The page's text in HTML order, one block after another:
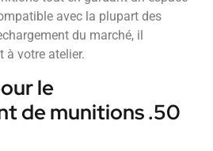
avec la plupart des
du marché, il
à votre atelier.
le
de munitions .50